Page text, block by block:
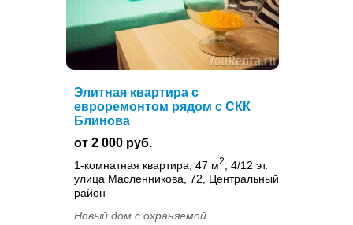
Элитная квартира с
евроремонтом рядом с СКК
Блинова
от 2 000 руб.
1-комнатная квартира, 47 м2
, 4/12 эт.
улица Масленникова, 72, Центральный
район
Новый дом с охраняемой